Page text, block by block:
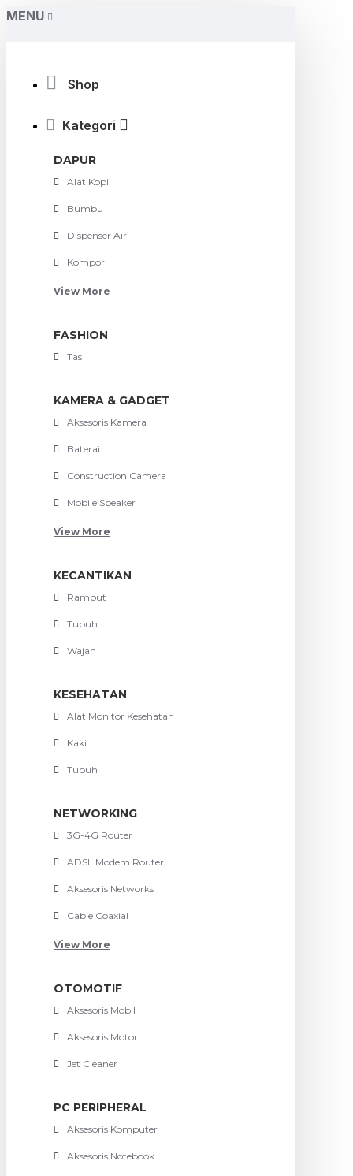
MENU
Shop
Kategori
DAPUR
Alat Kopi
Bumbu
Dispenser Air
Kompor
View More
FASHION
Tas
KAMERA & GADGET
Aksesoris Kamera
Baterai
Construction Camera
Mobile Speaker
View More
KECANTIKAN
Rambut
Tubuh
Wajah
KESEHATAN
Alat Monitor Kesehatan
Kaki
Tubuh
NETWORKING
3G-4G Router
ADSL Modem Router
Aksesoris Networks
Cable Coaxial
View More
OTOMOTIF
Aksesoris Mobil
Aksesoris Motor
Jet Cleaner
PC PERIPHERAL
Aksesoris Komputer
Aksesoris Notebook